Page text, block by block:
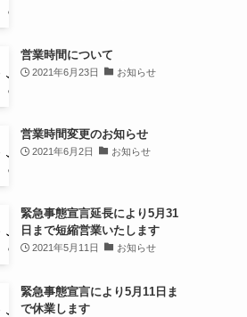
営業時間について
2021年6月23日 お知らせ
営業時間変更のお知らせ
2021年6月2日 お知らせ
緊急事態宣言延長により5月31
日まで短縮営業いたします
2021年5月11日 お知らせ
緊急事態宣言により5月11日ま
で休業します